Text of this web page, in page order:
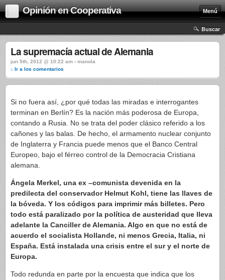
Opinión en Cooperativa Menú
Buscar
La supremacía actual de Alemania
jun 5th, 2012 @ 10:22 am › manola
↓ Ir a los comentarios
Si no fuera así, ¿por qué todas las miradas e interrogantes
terminan en Berlín? Es la nación más poderosa de Europa,
contando a Rusia. No se trata del poder clásico referido a los
cañones y las balas. De hecho, el armamento nuclear conjunto
de Inglaterra y Francia puede menos que el Banco Central
Europeo, bajo el férreo control de la Democracia Cristiana
alemana.
Ángela Merkel, una ex –comunista devenida en la
predilecta del conservador Helmut Kohl, tiene las llaves de
la bóveda. Y los códigos para imprimir más billetes. Pero
todo está paralizado por la política de austeridad que lleva
adelante la Canciller de Alemania. Algo en que no está de
acuerdo el socialista Hollande, ni menos Grecia, Italia, ni
España. Está instalada una crisis entre el sur y el norte de
Europa.
Todo redunda en parte por la encuesta que indica que los